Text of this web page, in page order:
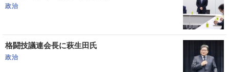
政治
格闘技議連会長に萩生田氏
政治